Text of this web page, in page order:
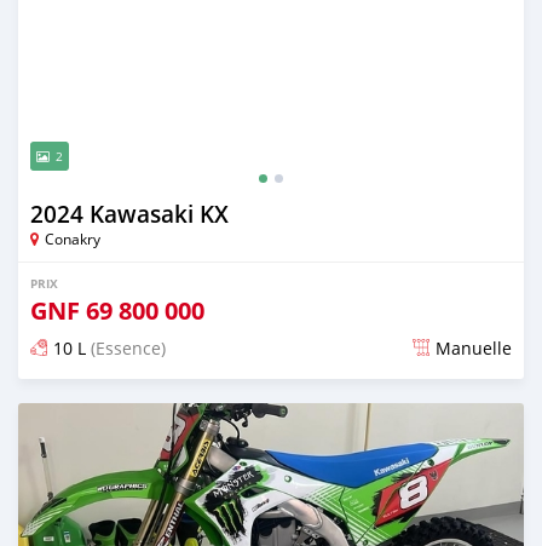
2
2024 Kawasaki KX
Conakry
PRIX
GNF 69 800 000
10 L (Essence) Manuelle
Publié il y a presque 2 ans